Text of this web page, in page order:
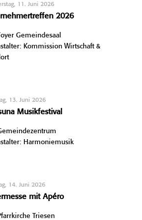
11. Juni 2026
2026
Gemeindesaal
Kommission Wirtschaft &
13. Juni 2026
Musikfestival
Harmoniemusik
14. Juni 2026
mit Apéro
Triesen